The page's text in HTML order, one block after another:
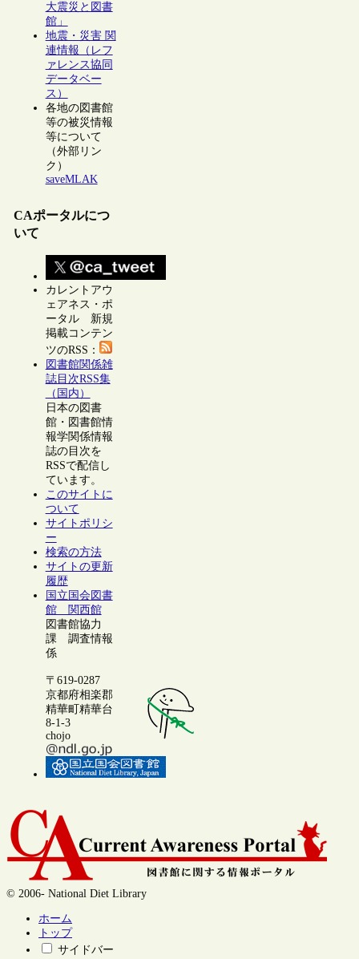
大震災と図書
館」
地震・災害 関
連情報（レフ
ァレンス協同
データベー
ス）
各地の図書館
等の被災情報
等について
（外部リン
ク）
saveMLAK
CAポータルにつ
いて
カレントアウ
ェアネス・ポ
ータル 新規
掲載コンテン
ツのRSS：
図書館関係雑
誌目次RSS集
（国内）
日本の図書
館・図書館情
報学関係情報
誌の目次を
RSSで配信し
ています。
このサイトに
ついて
サイトポリシ
ー
検索の方法
サイトの更新
履歴
国立国会図書
館 関西館
図書館協力
課 調査情報
係
〒619-0287
京都府相楽郡
精華町精華台
8-1-3
chojo
© 2006- National Diet Library
ホーム
トップ
サイドバー